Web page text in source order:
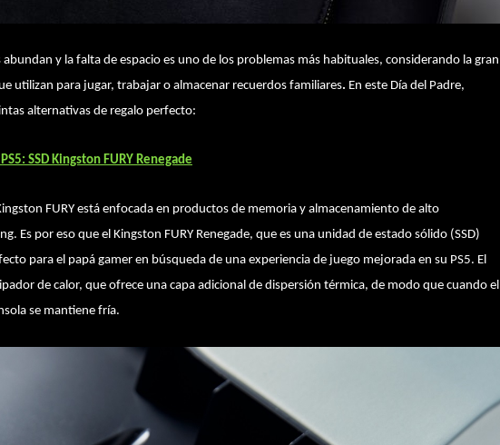
abundan y la falta de espacio es uno de los problemas más habituales, considerando la gran
utilizan para jugar, trabajar o almacenar recuerdos familiares. En este Día del Padre,
alternativas de regalo perfecto:
SSD Kingston FURY Renegade
FURY está enfocada en productos de memoria y almacenamiento de alto
Es por eso que el Kingston FURY Renegade, que es una unidad de estado sólido (SSD)
para el papá gamer en búsqueda de una experiencia de juego mejorada en su PS5. El
de calor, que ofrece una capa adicional de dispersión térmica, de modo que cuando el
se mantiene fría.